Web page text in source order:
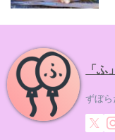
「ふ
ずぼら